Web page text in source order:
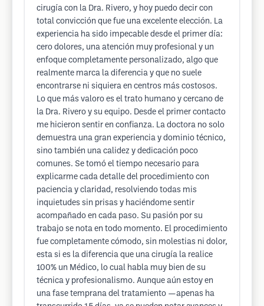
cirugía con la Dra. Rivero, y hoy puedo decir con
total convicción que fue una excelente elección. La
experiencia ha sido impecable desde el primer día:
cero dolores, una atención muy profesional y un
enfoque completamente personalizado, algo que
realmente marca la diferencia y que no suele
encontrarse ni siquiera en centros más costosos.
Lo que más valoro es el trato humano y cercano de
la Dra. Rivero y su equipo. Desde el primer contacto
me hicieron sentir en confianza. La doctora no solo
demuestra una gran experiencia y dominio técnico,
sino también una calidez y dedicación poco
comunes. Se tomó el tiempo necesario para
explicarme cada detalle del procedimiento con
paciencia y claridad, resolviendo todas mis
inquietudes sin prisas y haciéndome sentir
acompañado en cada paso. Su pasión por su
trabajo se nota en todo momento. El procedimiento
fue completamente cómodo, sin molestias ni dolor,
esta si es la diferencia que una cirugía la realice
100% un Médico, lo cual habla muy bien de su
técnica y profesionalismo. Aunque aún estoy en
una fase temprana del tratamiento —apenas ha